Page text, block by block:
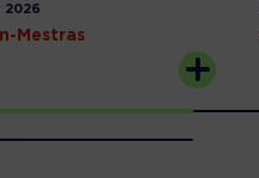
2026
Mestras